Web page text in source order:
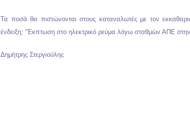
Τα ποσά θα πιστώνονται στους καταναλωτές με τον
ένδειξη: “Έκπτωση στο ηλεκτρικό ρεύμα λόγω σταθμών ΑΠΕ στην
Δημήτρης Στεργιούλης